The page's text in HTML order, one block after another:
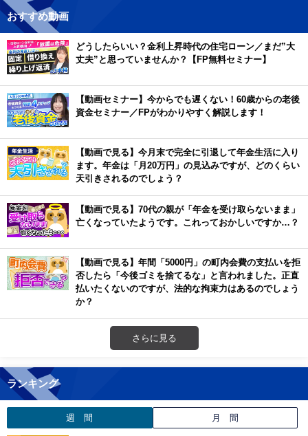
おすすめ動画
どうしたらいい？金利上昇時代の住宅ローン／まだ”大
丈夫”と思っていませんか？【FP無料セミナー】
【動画セミナー】今からでも遅くない！60歳からの老後
資金セミナー／FPがわかりやすく解説します！
【動画で見る】今月末で完全に引退して年金生活に入り
ます。年金は「月20万円」の見込みですが、どのくらい
天引きされるのでしょう？
【動画で見る】70代の親が「年金を受け取らないまま」
亡くなっていたようです。これっておかしいですか…？
【動画で見る】年間「5000円」の町内会費の支払いを拒
否したら「今後ゴミを捨てるな」と言われました。正直
払いたくないのですが、法的な拘束力はあるのでしょう
か？
さらに見る
ランキング
週 間 月 間